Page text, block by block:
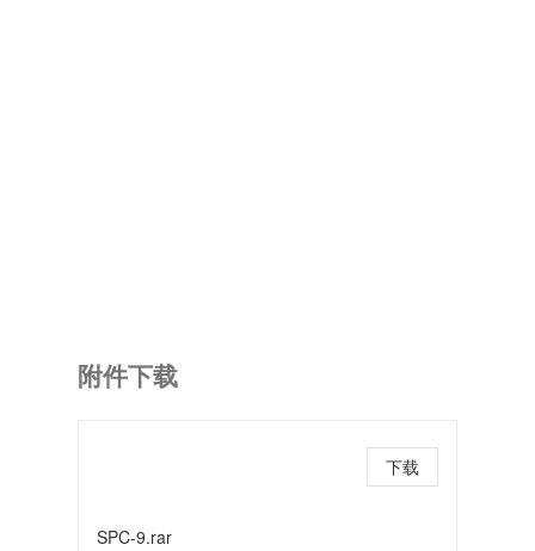
附件下载
下载
SPC-9.rar